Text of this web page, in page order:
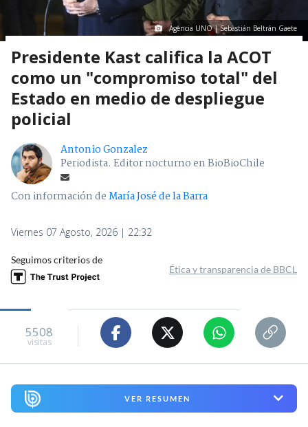
Agencia UNO | Sebastián Beltrán Gaete
Presidente Kast califica la ACOT
como un "compromiso total" del
Estado en medio de despliegue
policial
Antonio Gonzalez
Periodista. Editor nocturno en BioBioChile
Con información deMaría José de la Barra
Viernes 07 Agosto, 2026 | 22:32
Seguimos criterios de
Ética y transparencia de BBCL
5508
visitas
VER RESUMEN